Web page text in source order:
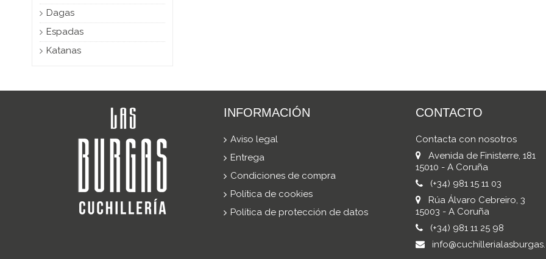
Dagas
Espadas
Katanas
INFORMACIÓN
Aviso legal
Entrega
Condiciones de compra
Política de cookies
Política de protección de datos
CONTACTO
Contacta con nosotros
Avenida de Finisterre, 181
15010 - A Coruña
(+34) 981 15 11 03
Rúa Álvaro Cebreiro, 3
15003 - A Coruña
(+34) 981 11 25 98